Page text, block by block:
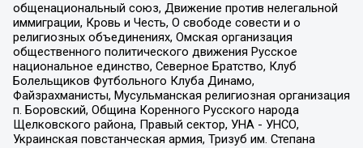
общенациональный союз, Движение против нелегальной
иммиграции, Кровь и Честь, О свободе совести и о
религиозных объединениях, Омская организация
общественного политического движения Русское
национальное единство, Северное Братство, Клуб
Болельщиков Футбольного Клуба Динамо,
Файзрахманисты, Мусульманская религиозная организация
п. Боровский, Община Коренного Русского народа
Щелковского района, Правый сектор, УНА - УНСО,
Украинская повстанческая армия, Тризуб им. Степана